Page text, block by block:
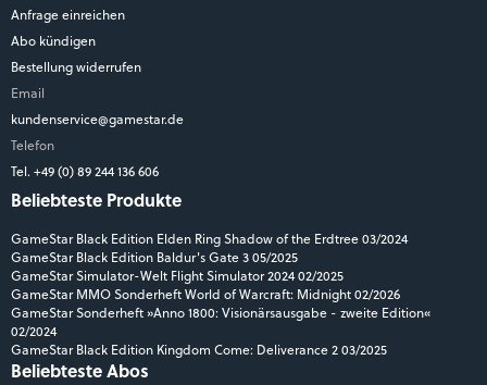
Anfrage einreichen
Abo kündigen
Bestellung widerrufen
Email
kundenservice@gamestar.de
Telefon
Tel. +49 (0) 89 244 136 606
Beliebteste Produkte
GameStar Black Edition Elden Ring Shadow of the Erdtree 03/2024
GameStar Black Edition Baldur's Gate 3 05/2025
GameStar Simulator-Welt Flight Simulator 2024 02/2025
GameStar MMO Sonderheft World of Warcraft: Midnight 02/2026
GameStar Sonderheft »Anno 1800: Visionärsausgabe - zweite Edition«
02/2024
GameStar Black Edition Kingdom Come: Deliverance 2 03/2025
Beliebteste Abos